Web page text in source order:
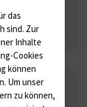
das
sind. Zur
Inhalte
Cookies
können
Um unser
zu können,